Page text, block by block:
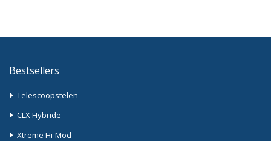
Bestsellers
Telescoopstelen
CLX Hybride
Xtreme Hi-Mod